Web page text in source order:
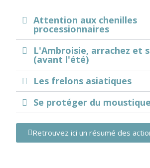
Attention aux chenilles
processionnaires
L'Ambroisie, arrachez et
(avant l'été)
Les frelons asiatiques
Se protéger du
Retrouvez ici un résumé des